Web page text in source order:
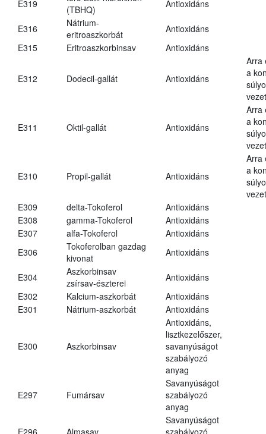
E319
(TBHQ)
Antioxidáns
E316
Nátrium-
eritroaszkorbát
Antioxidáns
E315
Eritroaszkorbinsav Antioxidáns
E312 Dodecil-gallát Antioxidáns
Arra
a
E311 Oktil-gallát Antioxidáns
Arra
a
E310 Propil-gallát Antioxidáns
Arra
a
E309
delta-Tokoferol
Antioxidáns
E308
gamma-Tokoferol
Antioxidáns
E307
alfa-Tokoferol
Antioxidáns
E306
Tokoferolban gazdag
kivonat
Antioxidáns
E304
Aszkorbinsav
zsírsav-észterei
Antioxidáns
E302
Kalcium-aszkorbát
Antioxidáns
E301
Nátrium-aszkorbát Antioxidáns
E300 Aszkorbinsav
Antioxidáns,
lisztkezelőszer,
savanyúságot
szabályozó
anyag
E297 Fumársav
Savanyúságot
szabályozó
anyag
E296 Almasav
Savanyúságot
szabályozó